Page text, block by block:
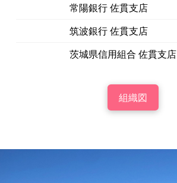
常陽銀行 佐貫支店
筑波銀行 佐貫支店
茨城県信用組合 佐貫支店
組織図